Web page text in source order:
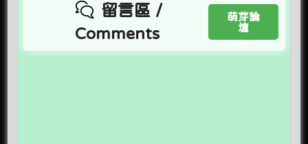
留言區 /
Comments
萌芽論
壇